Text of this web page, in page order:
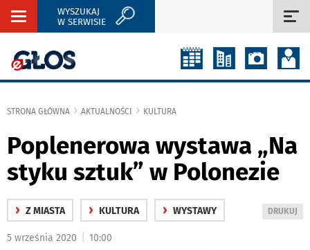
Rozwiń
WYSZUKAJ
W SERWISIE
STRONA GŁÓWNA AKTUALNOŚCI KULTURA
Poplenerowa wystawa „Na
styku sztuk” w Polonezie
› Z MIASTA › KULTURA › WYSTAWY
WYDRUKUJ
DRUKUJ
5 września 2020 10:00